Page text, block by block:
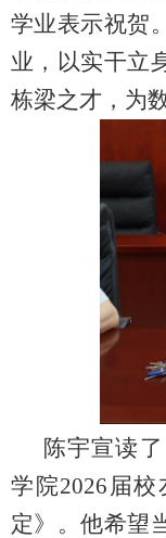
学业表示祝贺
业，以实干立
栋梁之才，为
陈宇宣读
学院2026 届校
定》。他希望